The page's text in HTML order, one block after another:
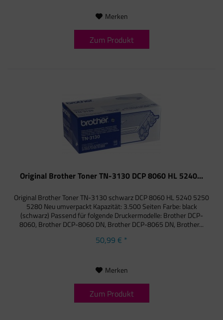
Merken
Zum Produkt
Original Brother Toner TN-3130 DCP 8060 HL 5240...
Original Brother Toner TN-3130 schwarz DCP 8060 HL 5240 5250
5280 Neu umverpackt Kapazität: 3.500 Seiten Farbe: black
(schwarz) Passend für folgende Druckermodelle: Brother DCP-
8060, Brother DCP-8060 DN, Brother DCP-8065 DN, Brother...
50,99 € *
Merken
Zum Produkt